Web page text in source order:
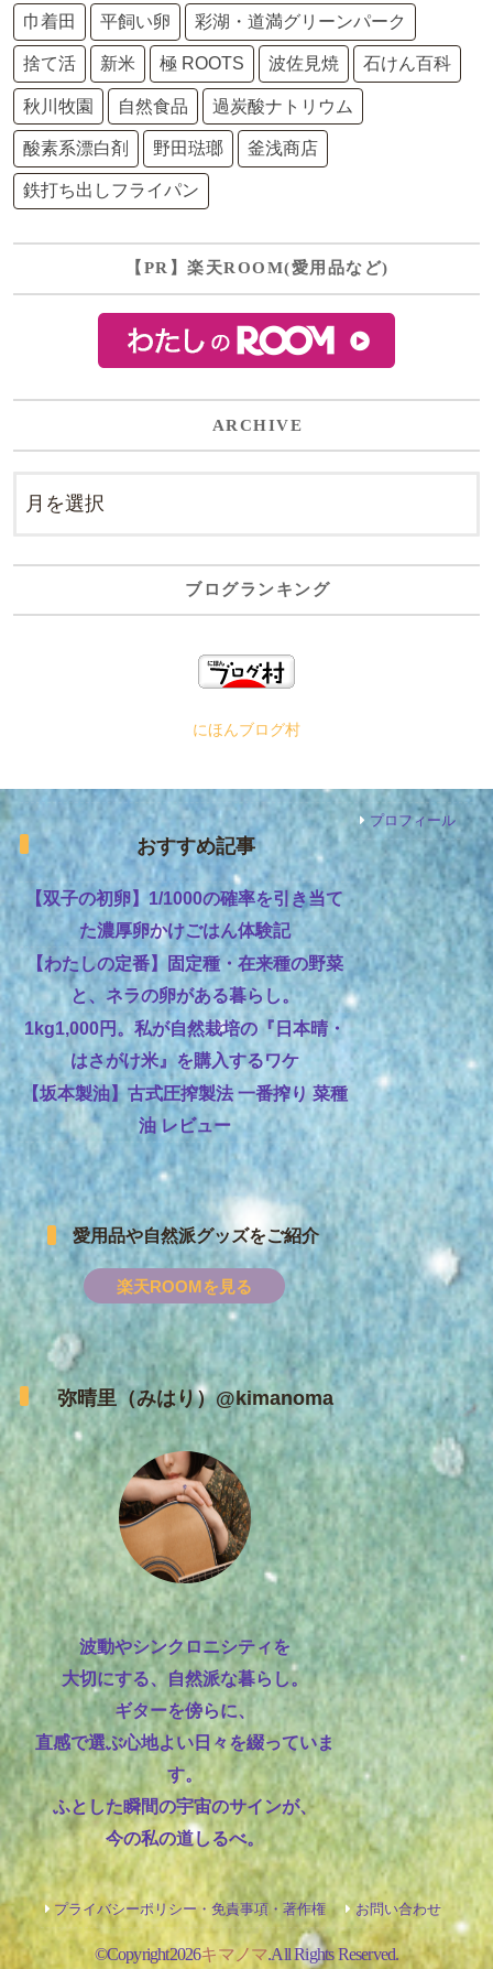
巾着田 平飼い卵 彩湖・道満グリーンパーク
捨て活 新米 極 ROOTS 波佐見焼 石けん百科
秋川牧園 自然食品 過炭酸ナトリウム
酸素系漂白剤 野田琺瑯 釜浅商店
鉄打ち出しフライパン
【PR】楽天ROOM(愛用品など)
ARCHIVE
ブログランキング
にほんブログ村
おすすめ記事
【双子の初卵】1/1000の確率を引き当て
た濃厚卵かけごはん体験記
【わたしの定番】固定種・在来種の野菜
と、ネラの卵がある暮らし。
1kg1,000円。私が自然栽培の『日本晴・
はさがけ米』を購入するワケ
【坂本製油】古式圧搾製法 一番搾り 菜種
油 レビュー
愛用品や自然派グッズをご紹介
楽天ROOMを見る
弥晴里（みはり）@kimanoma
波動やシンクロニシティを
大切にする、自然派な暮らし。
ギターを傍らに、
直感で選ぶ心地よい日々を綴っていま
す。
ふとした瞬間の宇宙のサインが、
今の私の道しるべ。
プロフィール
プライバシーポリシー・免責事項・著作権 お問い合わせ
©Copyright2026キマノマ.All Rights Reserved.